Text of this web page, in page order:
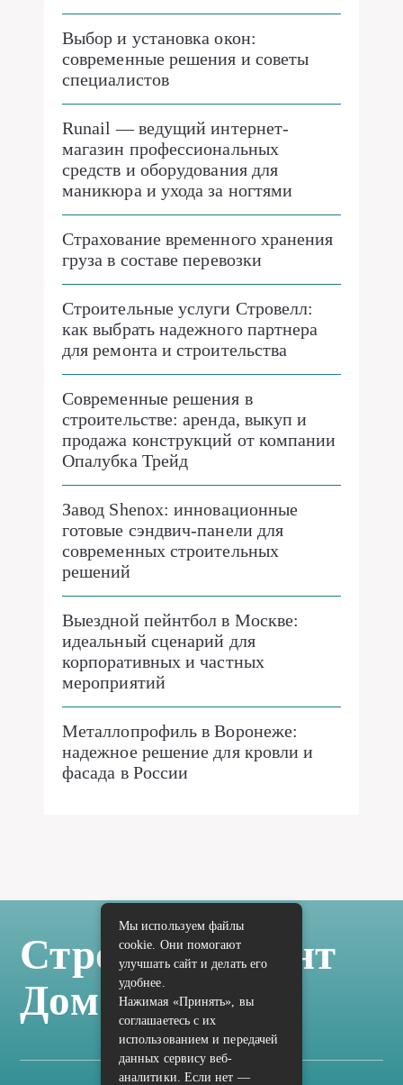
Выбор и установка окон:
современные решения и советы
специалистов
Runail — ведущий интернет-
магазин профессиональных
средств и оборудования для
маникюра и ухода за ногтями
Страхование временного хранения
груза в составе перевозки
Строительные услуги Стровелл:
как выбрать надежного партнера
для ремонта и строительства
Современные решения в
строительстве: аренда, выкуп и
продажа конструкций от компании
Опалубка Трейд
Завод Shenox: инновационные
готовые сэндвич-панели для
современных строительных
решений
Выездной пейнтбол в Москве:
идеальный сценарий для
корпоративных и частных
мероприятий
Металлопрофиль в Воронеже:
надежное решение для кровли и
фасада в России
Стройка Ремонт
Дом Отделка
Мы используем файлы
cookie. Они помогают
улучшать сайт и делать его
удобнее.
Нажимая «Принять», вы
соглашаетесь с их
использованием и передачей
данных сервису веб-
аналитики. Если нет —